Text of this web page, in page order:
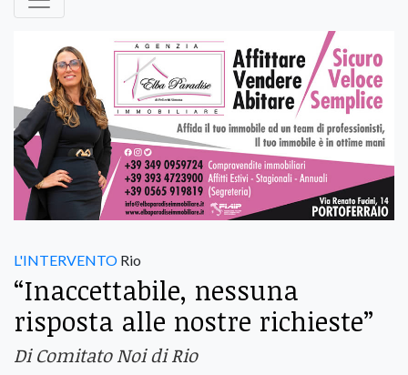
L'INTERVENTO Rio
“Inaccettabile, nessuna
risposta alle nostre richieste”
Di Comitato Noi di Rio